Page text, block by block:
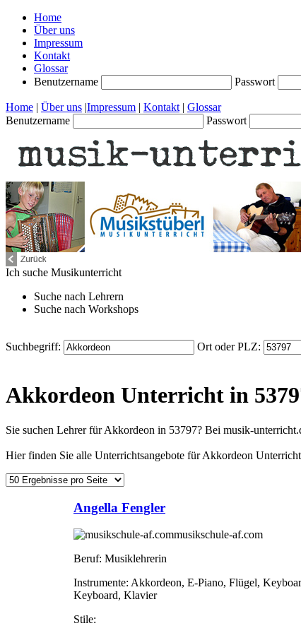
Home
Über uns
Impressum
Kontakt
Glossar
Benutzername
Passwort
Home | Über uns |Impressum | Kontakt | Glossar
Benutzername
Passwort
Ich suche Musikunterricht
Suche nach Lehrern
Suche nach Workshops
Suchbegriff: Ort oder PLZ:
Akkordeon Unterricht in
Sie suchen Lehrer für Akkordeon in 53797? Bei musik-
Hier finden Sie alle Unterrichtsangebote für Akkordeon
Angella Fengler
musikschule-af.com
Beruf: Musiklehrerin
Instrumente: Akkordeon, E-Piano, Flügel,
Keyboard, Klavier
Stile: